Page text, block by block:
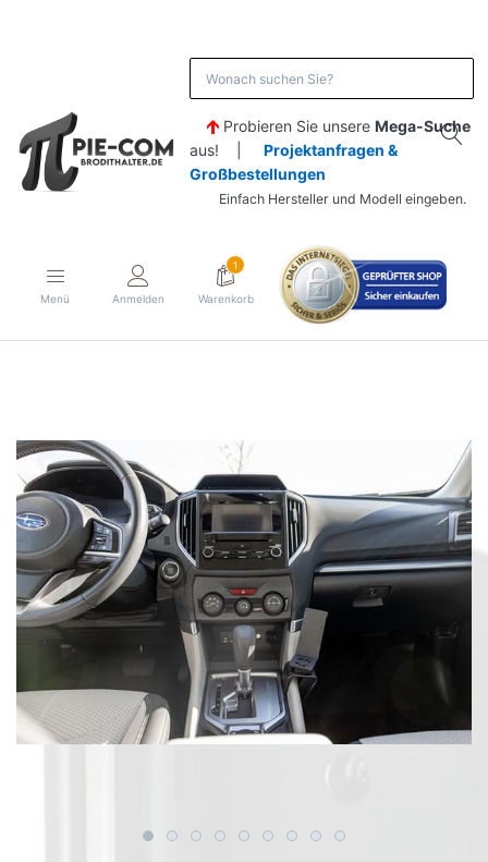
Probieren Sie unsere Mega-Suche
aus! | Projektanfragen &
Großbestellungen
Einfach Hersteller und Modell eingeben.
Menü Anmelden
1
Warenkorb